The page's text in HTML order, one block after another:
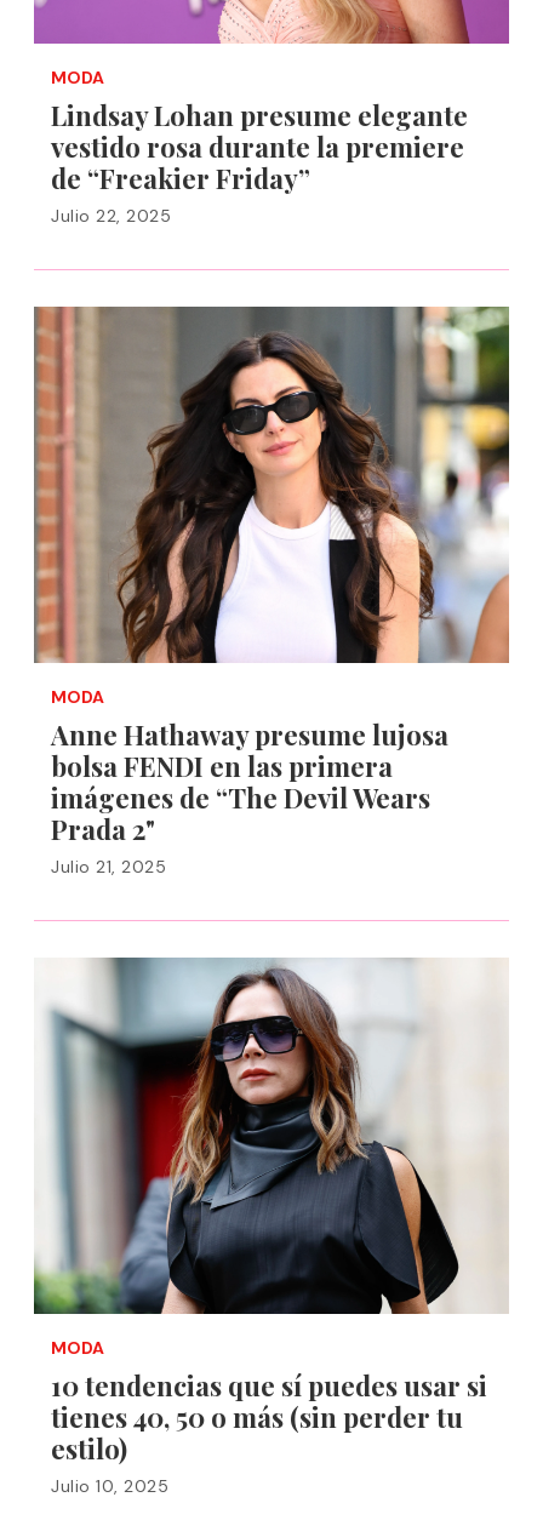
MODA
Lindsay Lohan presume elegante
vestido rosa durante la premiere
de “Freakier Friday”
Julio 22, 2025
MODA
Anne Hathaway presume lujosa
bolsa FENDI en las primera
imágenes de “The Devil Wears
Prada 2"
Julio 21, 2025
MODA
10 tendencias que sí puedes usar si
tienes 40, 50 o más (sin perder tu
estilo)
Julio 10, 2025